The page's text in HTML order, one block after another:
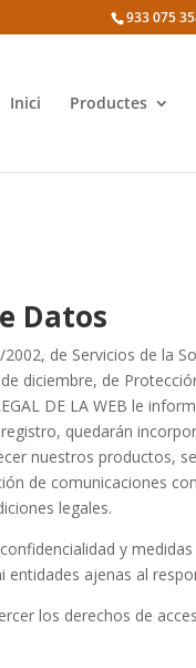
933 075
Inici Productes
Datos
de Servicios de la
diciembre, de
DE LA WEB le
quedarán
nuestros productos,
de comunicaciones
legales.
y
ajenas al
los derechos de